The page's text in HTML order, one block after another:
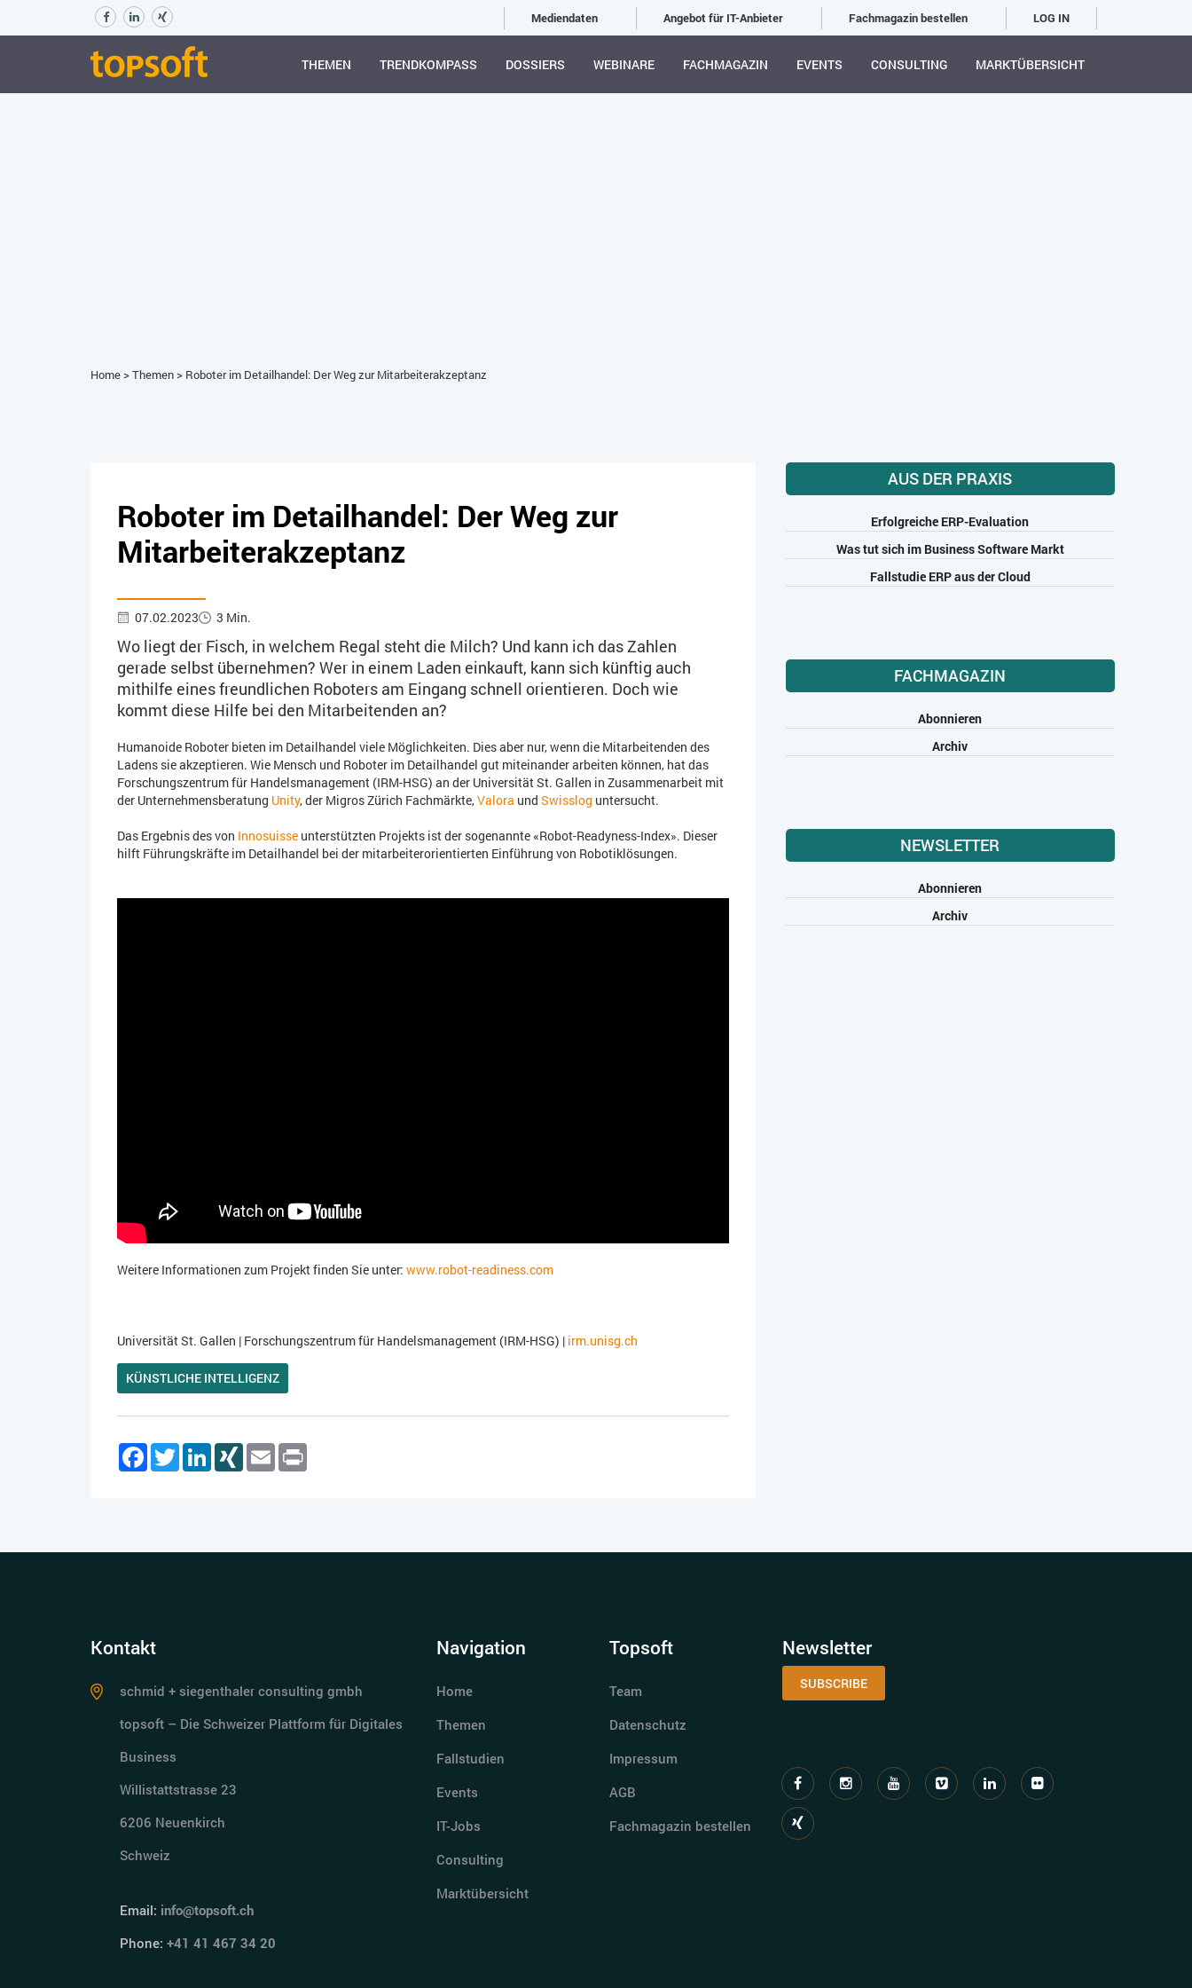
Mediendaten Angebot für IT-Anbieter Fachmagazin bestellen LOG IN
THEMEN TRENDKOMPASS DOSSIERS WEBINARE FACHMAGAZIN EVENTS CONSULTING MARKTÜBERSICHT
Home>Themen> Roboter im Detailhandel: Der Weg zur Mitarbeiterakzeptanz
Roboter im Detailhandel: Der Weg zur
Mitarbeiterakzeptanz
07.02.2023 3 Min.
Wo liegt der Fisch, in welchem Regal steht die Milch? Und kann ich das Zahlen
gerade selbst übernehmen? Wer in einem Laden einkauft, kann sich künftig auch
mithilfe eines freundlichen Roboters am Eingang schnell orientieren. Doch wie
kommt diese Hilfe bei den Mitarbeitenden an?
Humanoide Roboter bieten im Detailhandel viele Möglichkeiten. Dies aber nur, wenn die Mitarbeitenden des
Ladens sie akzeptieren. Wie Mensch und Roboter im Detailhandel gut miteinander arbeiten können, hat das
Forschungszentrum für Handelsmanagement (IRM-HSG) an der Universität St. Gallen in Zusammenarbeit mit
der Unternehmensberatung Unity, der Migros Zürich Fachmärkte,Valora und Swisslog untersucht.
Das Ergebnis des von Innosuisse unterstützten Projekts ist der sogenannte «Robot-Readyness-Index». Dieser
hilft Führungskräfte im Detailhandel bei der mitarbeiterorientierten Einführung von Robotiklösungen.
Weitere Informationen zum Projekt finden Sie unter: www.robot-readiness.com
Universität St. Gallen | Forschungszentrum für Handelsmanagement (IRM-HSG) | irm.unisg.ch
KÜNSTLICHE INTELLIGENZ
FacebookTwitterLinkedInXING Email
AUS DER PRAXIS
Erfolgreiche ERP-Evaluation
Was tut sich im Business Software Markt
Fallstudie ERP aus der Cloud
FACHMAGAZIN
Abonnieren
Archiv
NEWSLETTER
Abonnieren
Archiv
Kontakt
schmid + siegenthaler consulting gmbh
topsoft – Die Schweizer Plattform für Digitales
Business
Willistattstrasse 23
6206 Neuenkirch
Schweiz
Email: info@topsoft.ch
Phone: +41 41 467 34 20
Navigation
Home
Themen
Fallstudien
Events
IT-Jobs
Consulting
Marktübersicht
Topsoft
Team
Datenschutz
Impressum
AGB
Fachmagazin bestellen
Newsletter
SUBSCRIBE